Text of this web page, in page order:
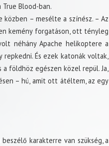
Blood-ban.
közben – mesélte a színész. – Az
kemény forgatáson, ott tényleg
néhány Apache helikoptere a
És ezek katonák voltak,
földhöz egészen közel repül. Ja,
– hú, amit ott átéltem, az egy
karakterre van szükség, a